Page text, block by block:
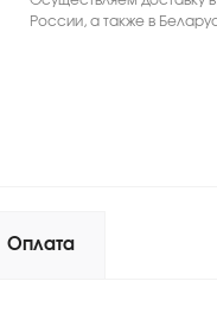
России, а также в
Оплата